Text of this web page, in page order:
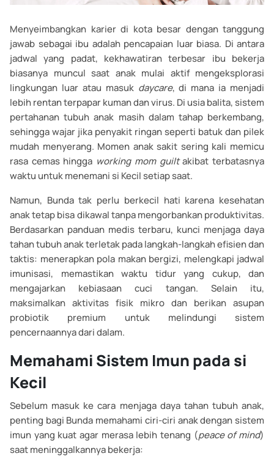
Menyeimbangkan karier di kota besar dengan tanggung
jawab sebagai ibu adalah pencapaian luar biasa. Di antara
jadwal yang padat, kekhawatiran terbesar ibu bekerja
biasanya muncul saat anak mulai aktif mengeksplorasi
lingkungan luar atau masuk daycare, di mana ia menjadi
lebih rentan terpapar kuman dan virus. Di usia balita, sistem
pertahanan tubuh anak masih dalam tahap berkembang,
sehingga wajar jika penyakit ringan seperti batuk dan pilek
mudah menyerang. Momen anak sakit sering kali memicu
rasa cemas hingga working mom guiltakibat terbatasnya
waktu untuk menemani si Kecil setiap saat.
Namun, Bunda tak perlu berkecil hati karena kesehatan
anak tetap bisa dikawal tanpa mengorbankan produktivitas.
Berdasarkan panduan medis terbaru, kunci menjaga daya
tahan tubuh anak terletak pada langkah-langkah efisien dan
taktis: menerapkan pola makan bergizi, melengkapi jadwal
imunisasi, memastikan waktu tidur yang cukup, dan
mengajarkan kebiasaan cuci tangan. Selain itu,
maksimalkan aktivitas fisik mikro dan berikan asupan
probiotik premium untuk melindungi sistem
pencernaannya dari dalam.
Memahami Sistem Imun pada si
Kecil
Sebelum masuk ke cara menjaga daya tahan tubuh anak,
penting bagi Bunda memahami ciri-ciri anak dengan sistem
imun yang kuat agar merasa lebih tenang (peace of mind)
saat meninggalkannya bekerja: